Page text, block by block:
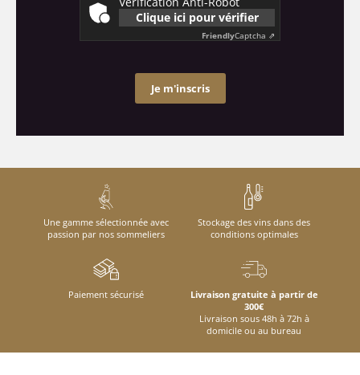
Clique ici pour vérifier
FriendlyCaptcha ⇗
Je m'inscris
Une gamme sélectionnée avec
passion par nos sommeliers
Stockage des vins dans des
conditions optimales
Paiement sécurisé
Livraison gratuite à partir de
300€
Livraison sous 48h à 72h à
domicile ou au bureau